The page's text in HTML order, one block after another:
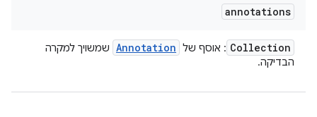
annotations
Collection : אוסף של Annotation שמשויך למקרה
הבדיקה.